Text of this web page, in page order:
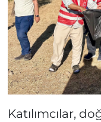
Katılımcılar,